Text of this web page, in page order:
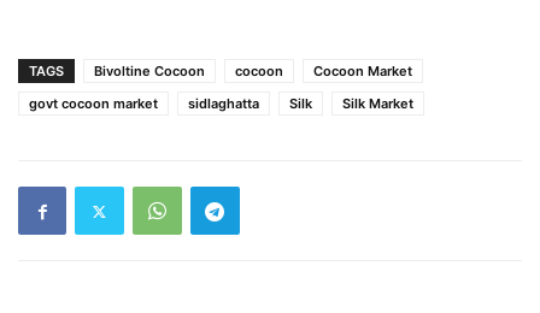
TAGS Bivoltine Cocoon cocoon
Cocoon Market
govt cocoon market
sidlaghatta Silk Silk Market